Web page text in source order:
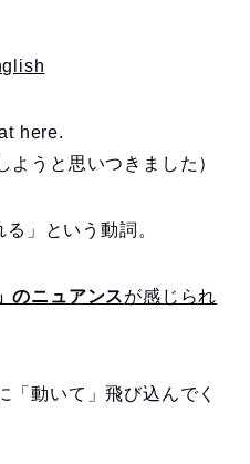
here.
ようと思いつきました）
」という動詞。
のニュアンスが感じられ
「動いて」飛び込んでく